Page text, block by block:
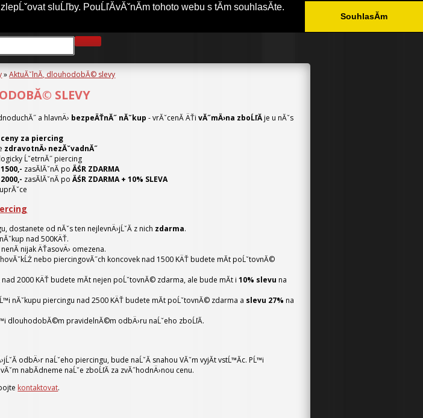
sluĹľby. PouĹľĂ­vĂˇnĂ­m tohoto webu s tĂ­m souhlasĂ­te.
SouhlasĂ­m
»AktuĂˇlnĂ­, dlouhodobĂ© slevy
SLEVY
a hlavnÄ› bezpeÄŤnĂ˝ nĂˇkup - vrĂˇcenĂ­ ÄŤivĂ˝mÄ›na zboĹľĂ­je u nĂˇs
za piercing
zdravotnÄ› nezĂˇvadnĂ˝
ĹˇetrnĂ˝ piercing
zasĂ­lĂˇnĂ­ poÄŚR ZDARMA
zasĂ­lĂˇnĂ­ poÄŚR ZDARMA + 10% SLEVA
dostanete od nĂˇs ten nejlevnÄ›jĹˇĂ­ z nich zdarma.
nad 500KÄŤ.
nijak ÄŤasovÄ› omezena.
nebo piercingovĂ˝ch koncovek nad 1500 KÄŤ budete mĂ­t poĹˇtovnĂ©
nad 2000 KÄŤ budete mĂ­t nejen poĹˇtovnĂ© zdarma, ale bude mĂ­t i10% slevu na
nĂˇkupu piercingu nad 2500 KÄŤ budete mĂ­t poĹˇtovnĂ© zdarma a slevu 27% na
dlouhodobĂ©m pravidelnĂ©m odbÄ›ru naĹˇeho zboĹľĂ­.
odbÄ›r naĹˇeho piercingu, bude naĹˇĂ­ snahou VĂˇm vyjĂ­t vstĹ™Ă­c. PĹ™i
nabĂ­dneme naĹˇe zboĹľĂ­ za zvĂ˝hodnÄ›nou cenu.
kontaktovat.
PODMĂ­NKY